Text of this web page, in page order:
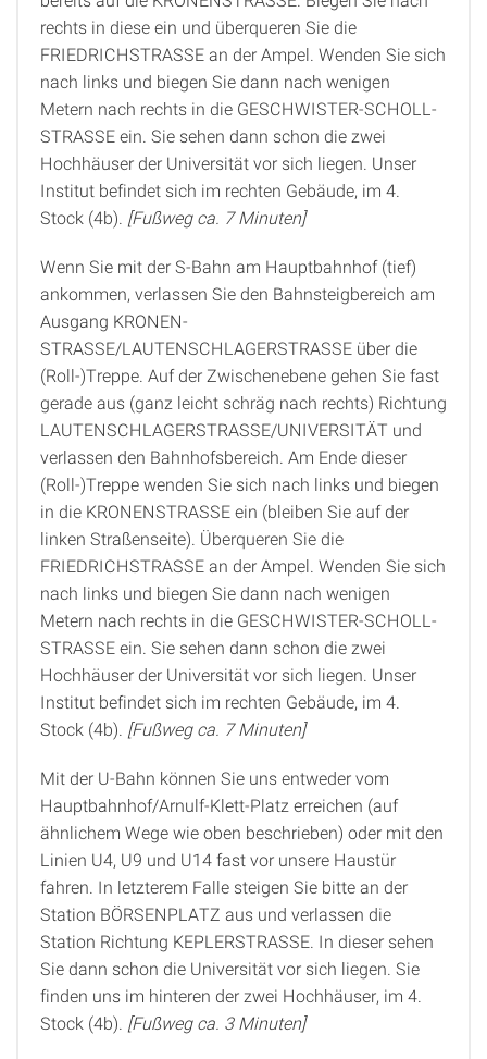
rechts in diese ein und überqueren Sie die
FRIEDRICHSTRASSE an der Ampel. Wenden Sie sich
nach links und biegen Sie dann nach wenigen
Metern nach rechts in die GESCHWISTER-SCHOLL-
STRASSE ein. Sie sehen dann schon die zwei
Hochhäuser der Universität vor sich liegen. Unser
Institut befindet sich im rechten Gebäude, im 4.
Stock (4b). [Fußweg ca. 7 Minuten]
Wenn Sie mit der S-Bahn am Hauptbahnhof (tief)
ankommen, verlassen Sie den Bahnsteigbereich am
Ausgang KRONEN-
STRASSE/LAUTENSCHLAGERSTRASSE über die
(Roll-)Treppe. Auf der Zwischenebene gehen Sie fast
gerade aus (ganz leicht schräg nach rechts) Richtung
LAUTENSCHLAGERSTRASSE/UNIVERSITÄT und
verlassen den Bahnhofsbereich. Am Ende dieser
(Roll-)Treppe wenden Sie sich nach links und biegen
in die KRONENSTRASSE ein (bleiben Sie auf der
linken Straßenseite). Überqueren Sie die
FRIEDRICHSTRASSE an der Ampel. Wenden Sie sich
nach links und biegen Sie dann nach wenigen
Metern nach rechts in die GESCHWISTER-SCHOLL-
STRASSE ein. Sie sehen dann schon die zwei
Hochhäuser der Universität vor sich liegen. Unser
Institut befindet sich im rechten Gebäude, im 4.
Stock (4b). [Fußweg ca. 7 Minuten]
Mit der U-Bahn können Sie uns entweder vom
Hauptbahnhof/Arnulf-Klett-Platz erreichen (auf
ähnlichem Wege wie oben beschrieben) oder mit den
Linien U4, U9 und U14 fast vor unsere Haustür
fahren. In letzterem Falle steigen Sie bitte an der
Station BÖRSENPLATZ aus und verlassen die
Station Richtung KEPLERSTRASSE. In dieser sehen
Sie dann schon die Universität vor sich liegen. Sie
finden uns im hinteren der zwei Hochhäuser, im 4.
Stock (4b). [Fußweg ca. 3 Minuten]